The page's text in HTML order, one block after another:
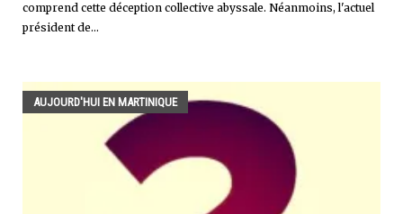
comprend cette déception collective abyssale. Néanmoins, l'actuel
président de...
AUJOURD'HUI EN MARTINIQUE